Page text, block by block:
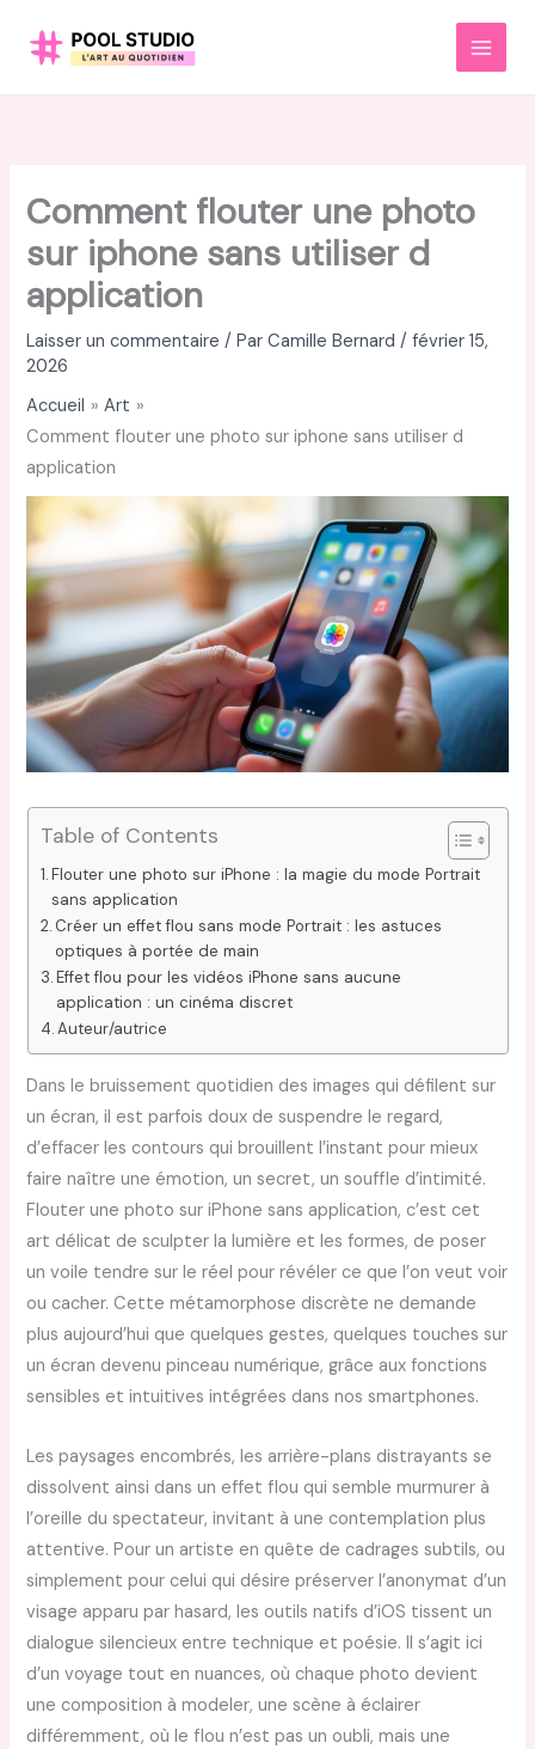
MAIN
Comment flouter une photo
sur iphone sans utiliser d
application
Laisser un commentaire / ParCamille Bernard/février 15,
2026
Accueil
Art
Comment flouter une photo sur iphone sans utiliser d
application
Table of Contents
Flouter une photo sur iPhone : la magie du mode Portrait
sans application
Créer un effet flou sans mode Portrait : les astuces
optiques à portée de main
Effet flou pour les vidéos iPhone sans aucune
application : un cinéma discret
Auteur/autrice
Dans le bruissement quotidien des images qui défilent sur
un écran, il est parfois doux de suspendre le regard,
d’effacer les contours qui brouillent l’instant pour mieux
faire naître une émotion, un secret, un souffle d’intimité.
Flouter une photo sur iPhone sans application, c’est cet
art délicat de sculpter la lumière et les formes, de poser
un voile tendre sur le réel pour révéler ce que l’on veut voir
ou cacher. Cette métamorphose discrète ne demande
plus aujourd’hui que quelques gestes, quelques touches sur
un écran devenu pinceau numérique, grâce aux fonctions
sensibles et intuitives intégrées dans nos smartphones.
Les paysages encombrés, les arrière-plans distrayants se
dissolvent ainsi dans un effet flou qui semble murmurer à
l’oreille du spectateur, invitant à une contemplation plus
attentive. Pour un artiste en quête de cadrages subtils, ou
simplement pour celui qui désire préserver l’anonymat d’un
visage apparu par hasard, les outils natifs d’iOS tissent un
dialogue silencieux entre technique et poésie. Il s’agit ici
d’un voyage tout en nuances, où chaque photo devient
une composition à modeler, une scène à éclairer
différemment, où le flou n’est pas un oubli, mais une